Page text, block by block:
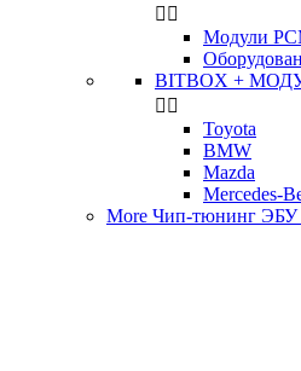
 
Модули
BITBOX +
 
Toyota
BMW
Mazda
Mercedes-
More Чип-тюнинг ЭБУ